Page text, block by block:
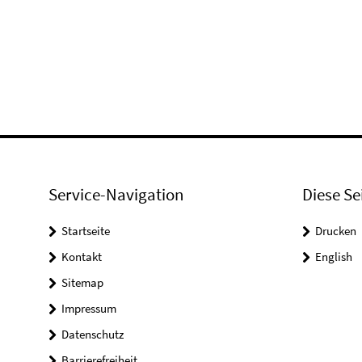
Service-Navigation
Startseite
Kontakt
Sitemap
Impressum
Datenschutz
Diese
Drucken
English